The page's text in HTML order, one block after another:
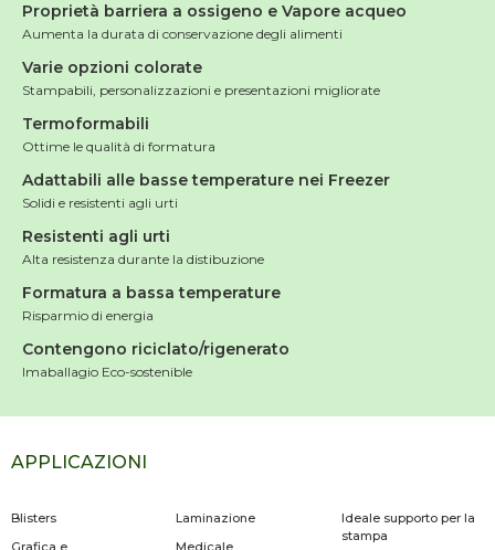
Proprietà barriera a ossigeno e Vapore acqueo
Aumenta la durata di conservazione degli alimenti
Varie opzioni colorate
Stampabili, personalizzazioni e presentazioni migliorate
Termoformabili
Ottime le qualità di formatura
Adattabili alle basse temperature nei Freezer
Solidi e resistenti agli urti
Resistenti agli urti
Alta resistenza durante la distibuzione
Formatura a bassa temperature
Risparmio di energia
Contengono riciclato/rigenerato
Imaballagio Eco-sostenible
APPLICAZIONI
Blisters
Grafica e
Laminazione
Medicale
Ideale supporto per la
stampa